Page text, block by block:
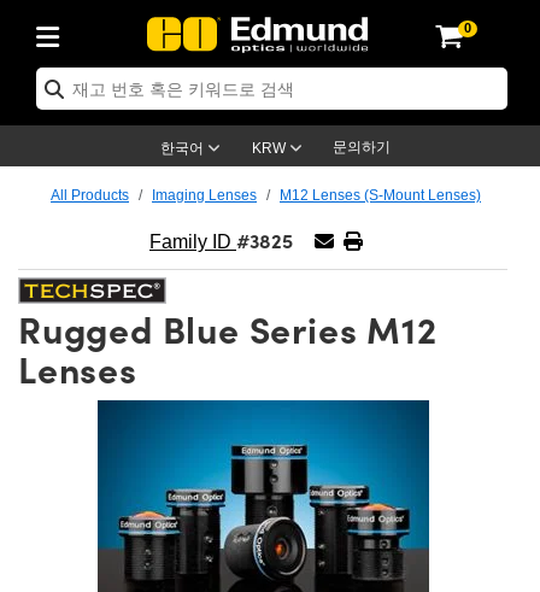
0
한국어 KRW 문의하기
Optics
Optics
Expanders
System
and Breadboards
Objectives
and Electronics
Lenses
(S-Mount Lenses)
Magnification Lenses
Objectives
and Advanced
Cameras
Cameras
이트 & 조명
Accessories
Targets
Targets
& Stage Micrometers
Level Test Targets
& Detection
Solutions
and Electronics
and Roughness Standards
& Production
Handling Tools
Products
By Application
Imaging
By Brand
Products
신제품
Lenses
and Detection
또는 제품생산
Products
Lenses
Products
Microscopy
Lenses
and Detection
All Products Imaging Lenses M12 Lenses (S-Mount Lenses)
Family ID #3825
Rugged Blue Series M12
Lenses